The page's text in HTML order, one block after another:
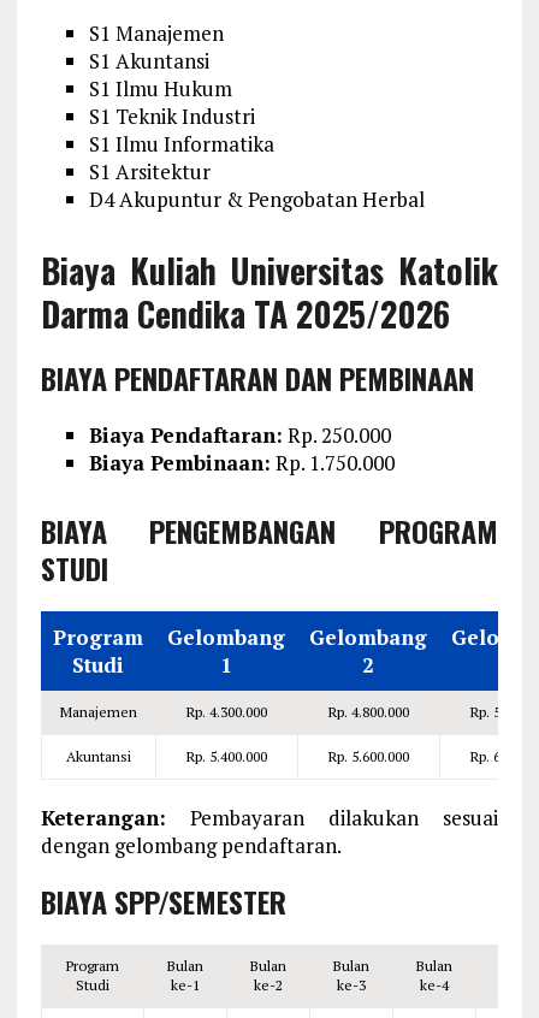
S1 Manajemen
S1 Akuntansi
S1 Ilmu Hukum
S1 Teknik Industri
S1 Ilmu Informatika
S1 Arsitektur
D4 Akupuntur & Pengobatan Herbal
Biaya Kuliah Universitas Katolik
Darma Cendika TA 2025/2026
BIAYA PENDAFTARAN DAN PEMBINAAN
Biaya Pendaftaran: Rp. 250.000
Biaya Pembinaan: Rp. 1.750.000
BIAYA PENGEMBANGAN PROGRAM
STUDI
Program
Studi
Gelombang
1
Gelombang
2
Manajemen Rp. 4.300.000 Rp. 4.800.000 Rp.
Akuntansi Rp. 5.400.000 Rp. 5.600.000 Rp.
Keterangan: Pembayaran dilakukan sesuai
dengan gelombang pendaftaran.
BIAYA SPP/SEMESTER
Program
Studi
Bulan
ke-1
Bulan
ke-2
Bulan
ke-3
Bulan
ke-4